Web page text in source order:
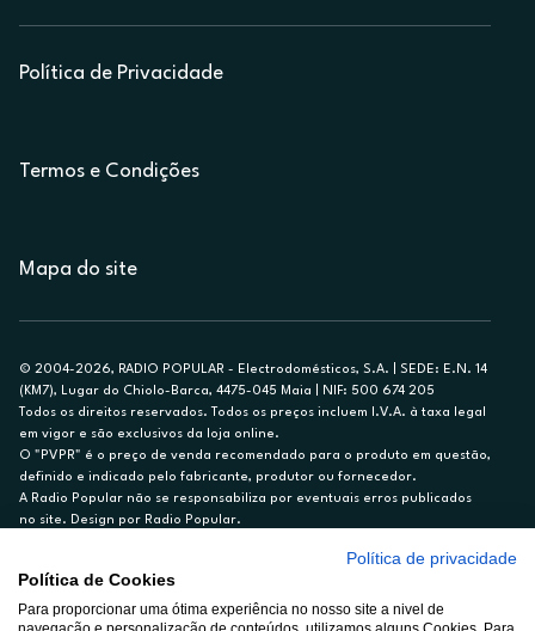
Política de Privacidade
Termos e Condições
Mapa do site
© 2004-2026, RADIO POPULAR - Electrodomésticos, S.A. | SEDE: E.N. 14
(KM7), Lugar do Chiolo-Barca, 4475-045 Maia | NIF: 500 674 205
Todos os direitos reservados. Todos os preços incluem I.V.A. à taxa legal
em vigor e são exclusivos da loja online.
O "PVPR" é o preço de venda recomendado para o produto em questão,
definido e indicado pelo fabricante, produtor ou fornecedor.
A Radio Popular não se responsabiliza por eventuais erros publicados
no site. Design por Radio Popular.
Ex. para limite de crédito de €1.500, reembolsado em 12 meses, TAN
14,79%.
Política de privacidade
Política de Cookies
Para proporcionar uma ótima experiência no nosso site a nivel de